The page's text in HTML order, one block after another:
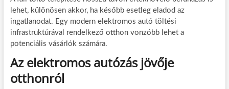
lehet, különösen akkor, ha később esetleg eladod az
ingatlanodat. Egy modern elektromos autó töltési
infrastruktúrával rendelkező otthon vonzóbb lehet a
potenciális vásárlók számára.
Az elektromos autózás jövője
otthonról